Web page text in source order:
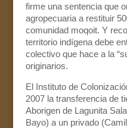
firme una sentencia que
agropecuaria a restituir
comunidad moqoit. Y
territorio indígena debe
colectivo que hace a la
originarios.
El Instituto de
2007 la transferencia de
Aborigen de Lagunita
Bayo) a un privado